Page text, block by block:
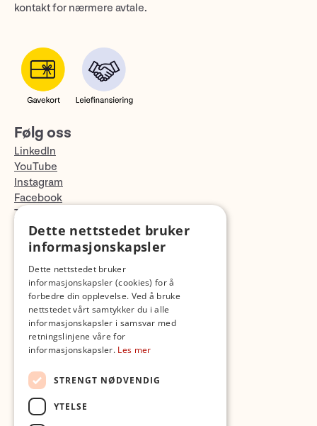
kontakt for nærmere avtale.
Følg oss
LinkedIn
YouTube
Instagram
Facebook
TikTok
Fotopodden
Dette nettstedet bruker
informasjonskapsler
Dette nettstedet bruker
informasjonskapsler (cookies) for å
forbedre din opplevelse. Ved å bruke
nettstedet vårt samtykker du i alle
informasjonskapsler i samsvar med
retningslinjene våre for
informasjonskapsler. Les mer
STRENGT NØDVENDIG
YTELSE